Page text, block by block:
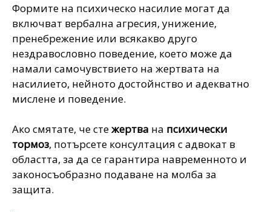
Формите на психическо насилие могат да
включват вербална агресия, унижение,
пренебрежение или всякакво друго
нездравословно поведение, което може да
намали самочувствието на жертвата на
насилието, нейното достойнство и адекватно
мислене и поведение.
Ако смятате, че стежертва на психически
тормоз, потърсете консултация с адвокат в
областта, за да се гарантира навременното и
законосъобразно подаване на молба за
защита.